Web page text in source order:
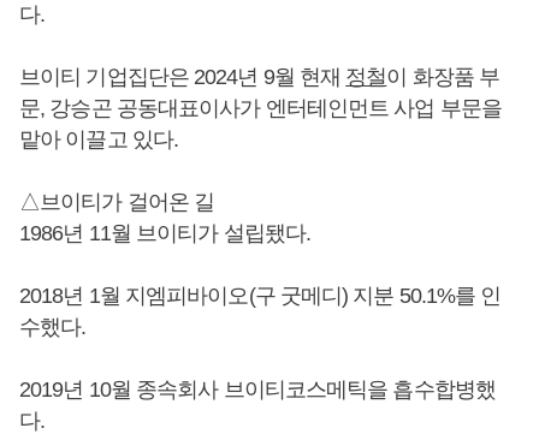
다.
브이티 기업집단은 2024년 9월 현재 정철이 화장품 부
문, 강승곤 공동대표이사가 엔터테인먼트 사업 부문을
맡아 이끌고 있다.
△브이티가 걸어온 길
1986년 11월 브이티가 설립됐다.
2018년 1월 지엠피바이오(구 굿메디) 지분 50.1%를 인
수했다.
2019년 10월 종속회사 브이티코스메틱을 흡수합병했
다.